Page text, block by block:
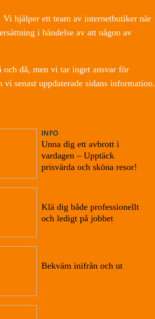
Vi hjälper ett team av internetbutiker när
i händelse av att någon av
och då, men vi tar inget ansvar för
senast uppdaterade sidans information.
INFO
Unna dig ett avbrott i
vardagen – Upptäck
prisvärda och sköna resor!
Klä dig både professionellt
och ledigt på jobbet
Bekväm inifrån och ut